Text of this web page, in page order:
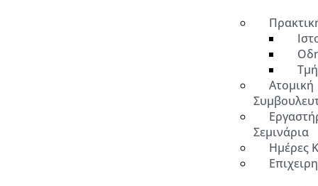
Ατομική
Σεμινάρια
Ημέρες